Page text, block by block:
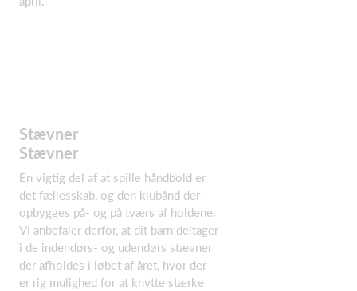
Stævner
Stævner
En vigtig del af at spille håndbold er
det fællesskab, og den klubånd der
opbygges på- og på tværs af holdene.
Vi anbefaler derfor, at dit barn deltager
i de indendørs- og udendørs stævner
der afholdes i løbet af året, hvor der
er rig mulighed for at knytte stærke